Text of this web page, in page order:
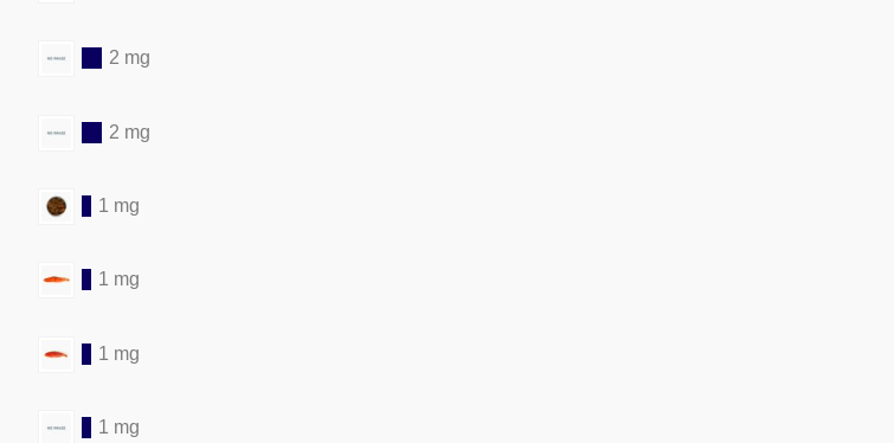
2 mg
2 mg
1 mg
1 mg
1 mg
1 mg